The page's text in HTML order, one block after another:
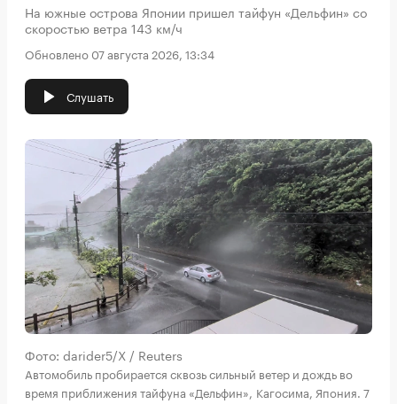
На южные острова Японии пришел тайфун «Дельфин» со
скоростью ветра 143 км/ч
Обновлено 07 августа 2026, 13:34
Слушать
Фото: darider5/X / Reuters
Автомобиль пробирается сквозь сильный ветер и дождь во
время приближения тайфуна «Дельфин», Кагосима, Япония. 7